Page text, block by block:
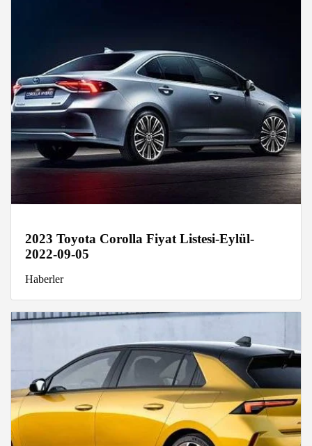
2023 Toyota Corolla Fiyat Listesi-Eylül-
2022-09-05
Haberler